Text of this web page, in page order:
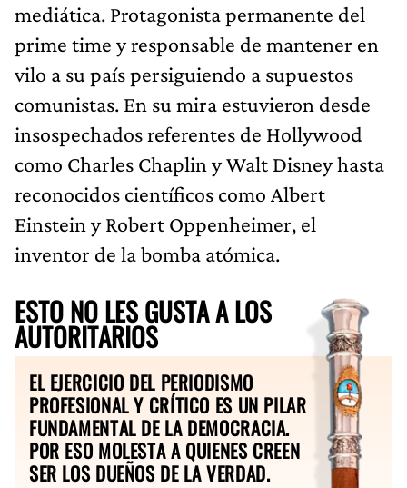
mediática. Protagonista permanente del
prime time y responsable de mantener en
vilo a su país persiguiendo a supuestos
comunistas. En su mira estuvieron desde
insospechados referentes de Hollywood
como Charles Chaplin y Walt Disney hasta
reconocidos científicos como Albert
Einstein y Robert Oppenheimer, el
inventor de la bomba atómica.
ESTO NO LES GUSTA A LOS
AUTORITARIOS
EL EJERCICIO DEL PERIODISMO
PROFESIONAL Y CRÍTICO ES UN PILAR
FUNDAMENTAL DE LA DEMOCRACIA.
POR ESO MOLESTA A QUIENES CREEN
SER LOS DUEÑOS DE LA VERDAD.